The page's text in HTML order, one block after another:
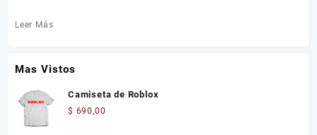
Leer Más
Mas Vistos
Camiseta de Roblox
$ 690,00